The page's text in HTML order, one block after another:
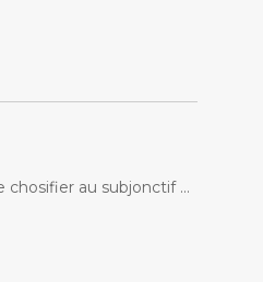
chosifier au subjonctif ...